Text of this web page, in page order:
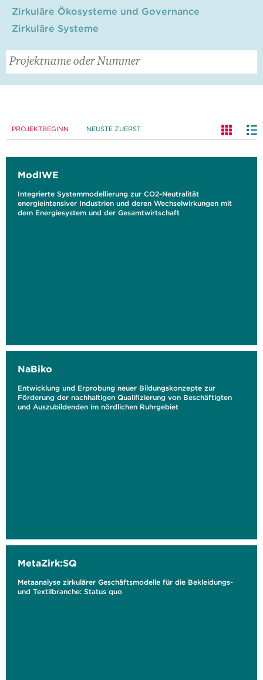
Zirkuläre Ökosysteme und Governance
Zirkuläre Systeme
PROJEKTBEGINN NEUSTE ZUERST
ModIWE
Integrierte Systemmodellierung zur CO2-Neutralität
energieintensiver Industrien und deren Wechselwirkungen mit
dem Energiesystem und der Gesamtwirtschaft
NaBiko
Entwicklung und Erprobung neuer Bildungskonzepte zur
Förderung der nachhaltigen Qualifizierung von Beschäftigten
und Auszubildenden im nördlichen Ruhrgebiet
MetaZirk:SQ
Metaanalyse zirkulärer Geschäftsmodelle für die Bekleidungs-
und Textilbranche: Status quo